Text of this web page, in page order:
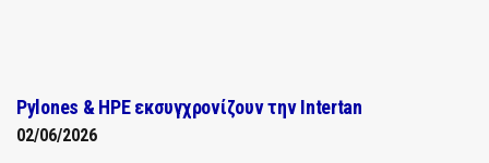
Pylones & HPE εκσυγχρονίζουν την Intertan
02/06/2026